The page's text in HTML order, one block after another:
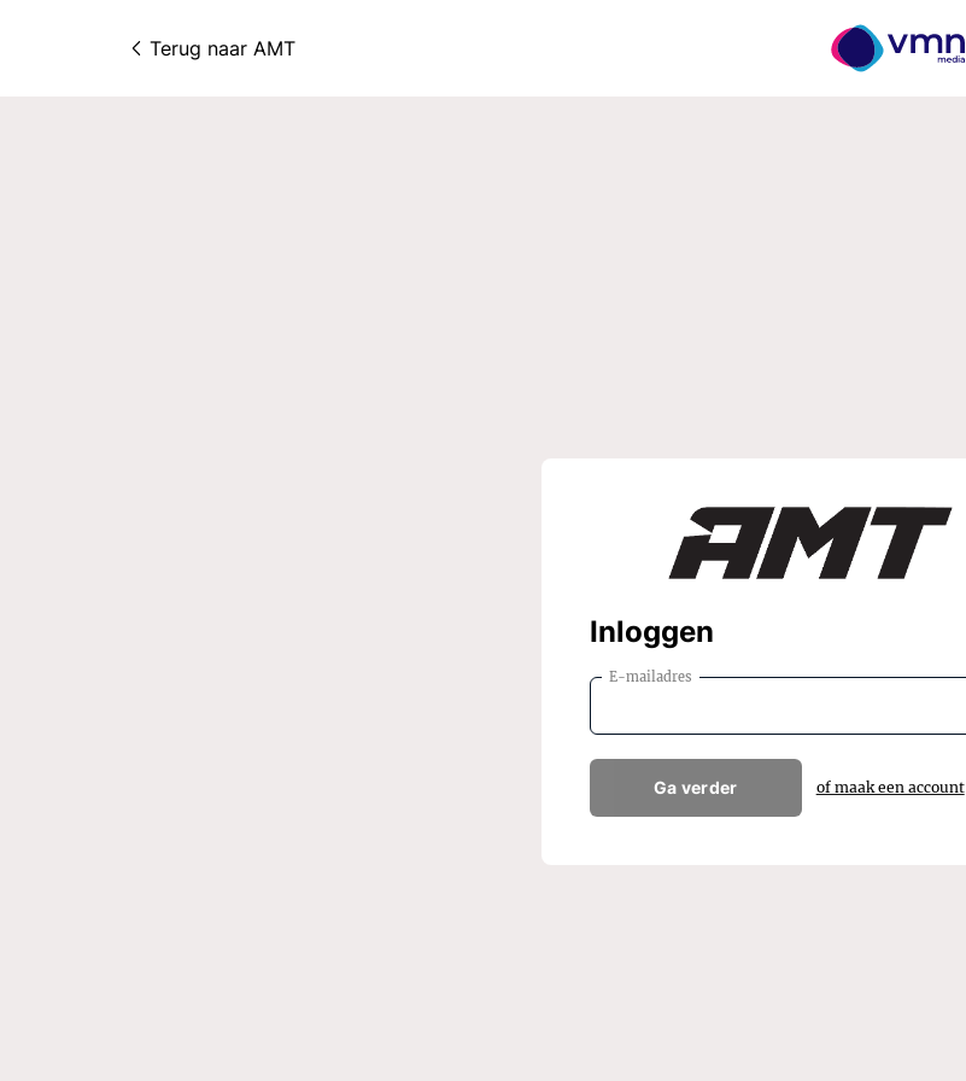
Terug naar AMT
Inloggen
E-mailadres
Ga verder of maak een account